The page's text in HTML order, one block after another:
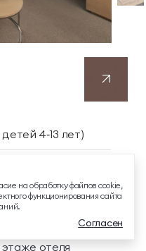
4‑13 лет)
отеля
на обработку файлов cookie,
функционирования сайта
Согласен